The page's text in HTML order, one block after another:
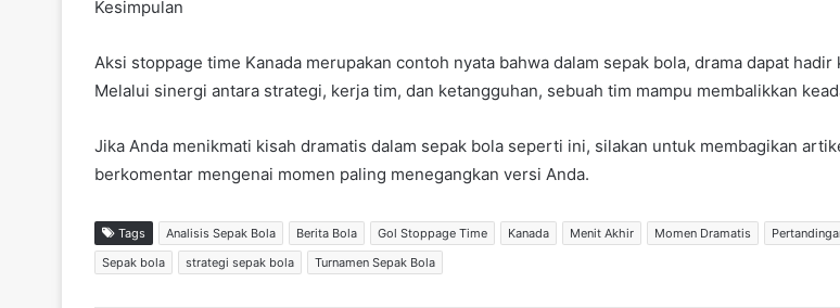
Kesimpulan
Aksi stoppage time Kanada merupakan contoh nyata bahwa dalam sepak bola, drama dapat hadir
Melalui sinergi antara strategi, kerja tim, dan ketangguhan, sebuah tim mampu membalikkan
Jika Anda menikmati kisah dramatis dalam sepak bola seperti ini, silakan untuk membagikan
berkomentar mengenai momen paling menegangkan versi Anda.
Tags Analisis Sepak Bola Berita Bola Gol Stoppage Time Kanada Menit Akhir Momen Dramatis
Sepak bola
strategi sepak bola Turnamen Sepak Bola